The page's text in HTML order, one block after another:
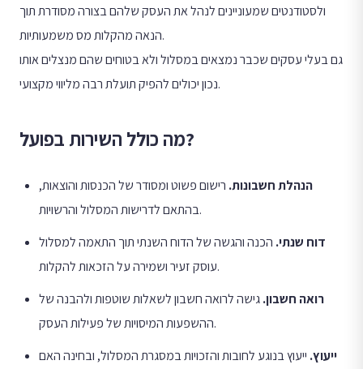
ולסטודנטים שמעוניינים לנהל את העסק שלהם בצורה מסודרת תוך
הנאה מהקלות מס משמעותיות.
גם בעלי עסקים שכבר נמצאים במסלול ולא בטוחים שהם מנצלים אותו
נכון יכולים להפיק תועלת רבה מליווי מקצועי.
מה כולל השירות בפועל?
הנהלת חשבונות. רישום פשוט ומסודר של הכנסות והוצאות,
בהתאם לדרישות המסלול והרשויות.
דוח שנתי. הכנה והגשה של הדוח השנתי תוך התאמה למסלול
עוסק זעיר ושמירה על הזכאות להקלות.
רואה חשבון.גישה לרואה חשבון לשאלות שוטפות ולהבנה של
ההשפעות המיסויות של פעילות העסק.
ייעוץ. ייעוץ בנוגע לחובות והזכויות במסגרת המסלול, ובחינה האם